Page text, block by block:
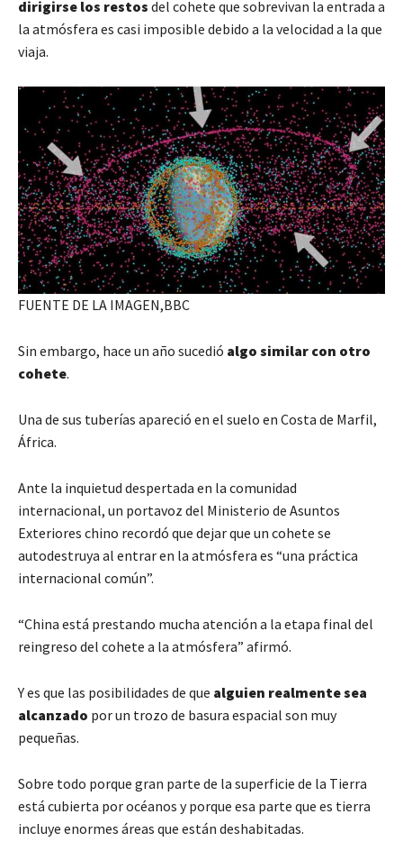
dirigirse los restos del cohete que sobrevivan la entrada a
la atmósfera es casi imposible debido a la velocidad a la que
viaja.
FUENTE DE LA IMAGEN,BBC
Sin embargo, hace un año sucedió algo similar con otro
cohete.
Una de sus tuberías apareció en el suelo en Costa de Marfil,
África.
Ante la inquietud despertada en la comunidad
internacional, un portavoz del Ministerio de Asuntos
Exteriores chino recordó que dejar que un cohete se
autodestruya al entrar en la atmósfera es “una práctica
internacional común”.
“China está prestando mucha atención a la etapa final del
reingreso del cohete a la atmósfera” afirmó.
Y es que las posibilidades de que alguien realmente sea
alcanzado por un trozo de basura espacial son muy
pequeñas.
Sobre todo porque gran parte de la superficie de la Tierra
está cubierta por océanos y porque esa parte que es tierra
incluye enormes áreas que están deshabitadas.